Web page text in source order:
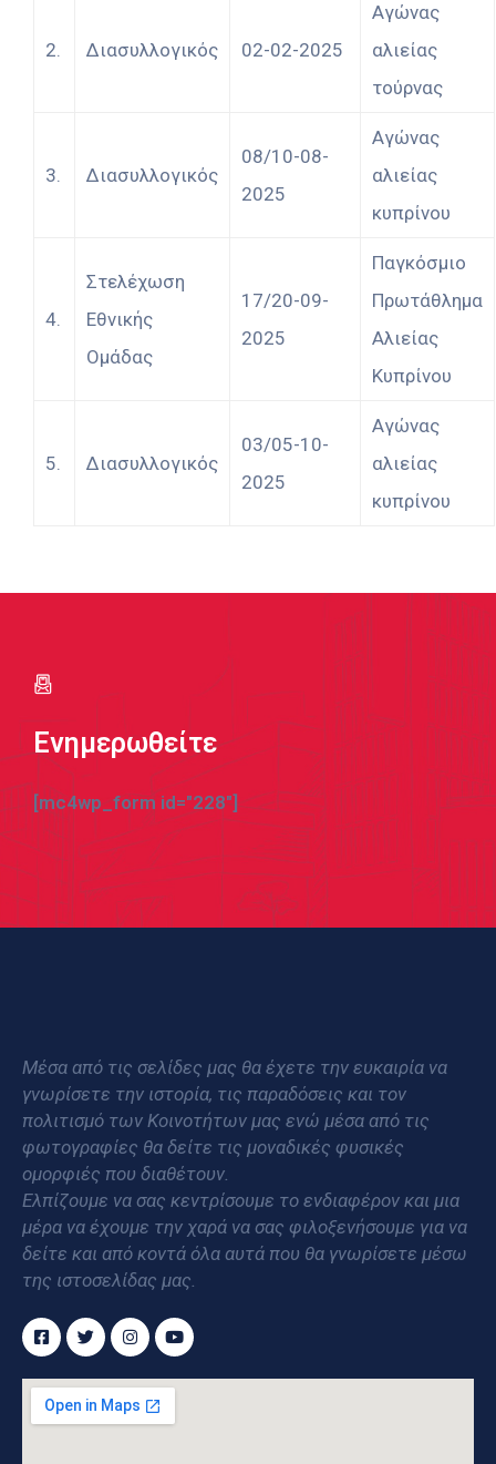
2. Διασυλλογικός 02-02-2025
Αγώνας
αλιείας
τούρνας
3. Διασυλλογικός
08/10-08-
2025
Αγώνας
αλιείας
κυπρίνου
4.
Στελέχωση
Εθνικής
Ομάδας
17/20-09-
2025
Παγκόσμιο
Πρωτάθλημα
Αλιείας
Κυπρίνου
5. Διασυλλογικός
03/05-10-
2025
Αγώνας
αλιείας
κυπρίνου
Ενημερωθείτε
[mc4wp_form id="228"]
Μέσα από τις σελίδες μας θα έχετε την ευκαιρία να
γνωρίσετε την ιστορία, τις παραδόσεις και τον
πολιτισμό των Κοινοτήτων μας ενώ μέσα από τις
φωτογραφίες θα δείτε τις μοναδικές φυσικές
ομορφιές που διαθέτουν.
Ελπίζουμε να σας κεντρίσουμε το ενδιαφέρον και μια
μέρα να έχουμε την χαρά να σας φιλοξενήσουμε για να
δείτε και από κοντά όλα αυτά που θα γνωρίσετε μέσω
της ιστοσελίδας μας.